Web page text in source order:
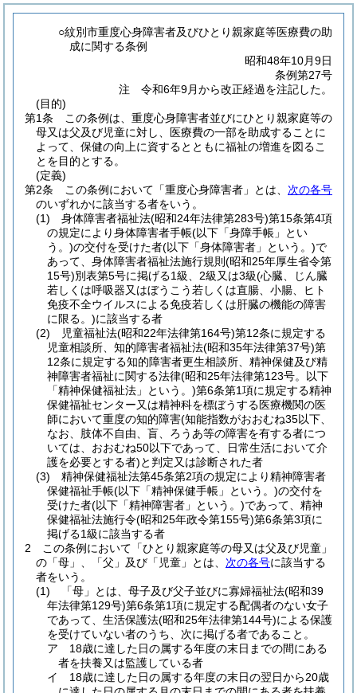
○紋別市重度心身障害者及びひとり親家庭等医療費の助
成に関する条例
昭和48年10月9日
条例第27号
注 令和6年9月から改正経過を注記した。
(目的)
第1条
この条例は、重度心身障害者並びにひとり親家庭等の
母又は父及び児童に対し、医療費の一部を助成することに
よって、保健の向上に資するとともに福祉の増進を図るこ
とを目的とする。
(定義)
第2条
この条例において「重度心身障害者」とは、 次の各号
のいずれかに該当する者をいう。
(1)
身体障害者福祉法(昭和24年法律第283号)第15条第4項
の規定により身体障害者手帳(以下「身障手帳」とい
う。)の交付を受けた者(以下「身体障害者」という。)で
あって、身体障害者福祉法施行規則 (昭和25年厚生省令第
15号)別表第5号に掲げる1級、2級又は3級(心臓、じん臓
若しくは呼吸器又はぼうこう若しくは直腸、小腸、ヒト
免疫不全ウイルスによる免疫若しくは肝臓の機能の障害
に限る。)に該当する者
(2)
児童福祉法(昭和22年法律第164号)第12条に規定する
児童相談所、知的障害者福祉法(昭和35年法律第37号)第
12条に規定する知的障害者更生相談所、精神保健及び精
神障害者福祉に関する法律(昭和25年法律第123号。以下
「精神保健福祉法」という。)第6条第1項に規定する精神
保健福祉センター又は精神科を標ぼうする医療機関の医
師において重度の知的障害(知能指数がおおむね35以下、
なお、肢体不自由、盲、ろうあ等の障害を有する者につ
いては、おおむね50以下であって、日常生活において介
護を必要とする者)と判定又は診断された者
(3)
精神保健福祉法第45条第2項の規定により精神障害者
保健福祉手帳(以下「精神保健手帳」という。)の交付を
受けた者(以下「精神障害者」という。)であって、精神
保健福祉法施行令(昭和25年政令第155号)第6条第3項に
掲げる1級に該当する者
2
この条例において「ひとり親家庭等の母又は父及び児童」
の「母」、「父」及び「児童」とは、 次の各号に該当する
者をいう。
(1)
「母」とは、母子及び父子並びに寡婦福祉法(昭和39
年法律第129号)第6条第1項に規定する配偶者のない女子
であって、生活保護法(昭和25年法律第144号)による保護
を受けていない者のうち、次に掲げる者であること。
ア
18歳に達した日の属する年度の末日までの間にある
者を扶養又は監護している者
イ
18歳に達した日の属する年度の末日の翌日から20歳